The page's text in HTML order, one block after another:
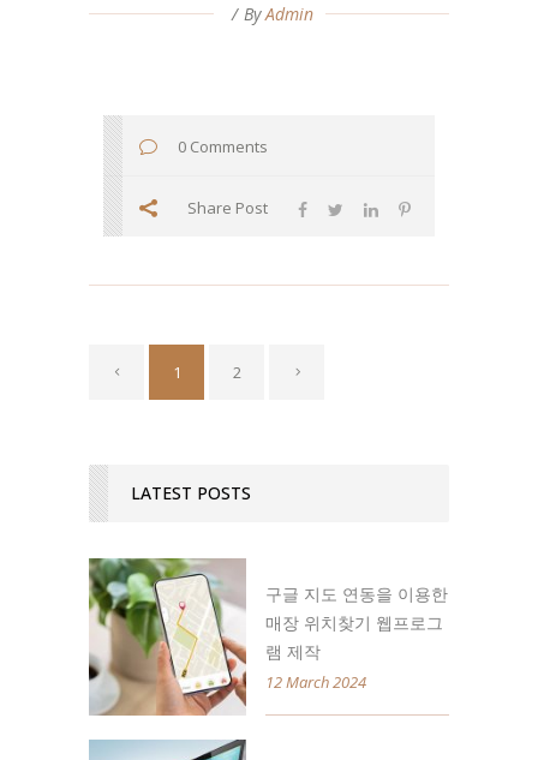
ByAdmin
0 Comments
Share Post
1 2
LATEST POSTS
구글 지도 연동을 이용한
매장 위치찾기 웹프로그
램 제작
12 March 2024